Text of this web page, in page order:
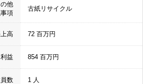
他
項
古紙リサイクル
高 72 百万円
益 854 百万円
数 1 人